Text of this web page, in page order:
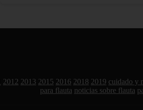
2012 2013 2015 2016 2018 2019 cuidado y
para flauta noticias sobre flauta